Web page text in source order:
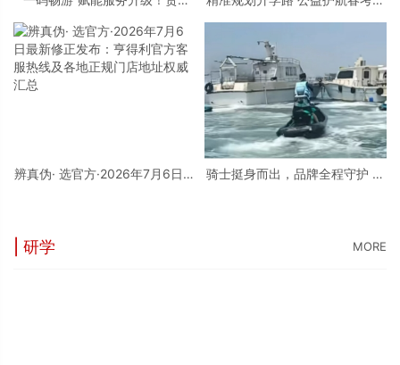
慧游玩新模式
开展2026春考专科批志愿填报公
益辅导活动
辨真伪· 选官方·2026年7月6日最
骑士挺身而出，品牌全程守护 庞
| 研学 MORE